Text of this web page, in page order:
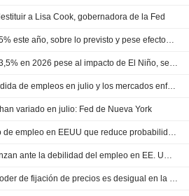
a Lisa Cook, gobernadora de la Fed
Economía peruana crecería un 3,5% este año, sobre lo previsto y pese efectos de El Niño: ministro
La economía de Perú crecerá un 3,5% en 2026 pese al impacto de El Niño, según el Gobierno
EE. UU. sufre una inesperada pérdida de empleos en julio y los mercados enfrían las expectativas de subida de tipos
variado en julio: Fed de Nueva York
Monedas A.Latina suben tras dato de empleo en EEUU que reduce probabilidad de alza de tasas Fed
Las divisas latinoamericanas avanzan ante la debilidad del empleo en EE. UU., que lastra al dólar
Barkin, de la Fed, señala que el poder de fijación de precios es desigual en la economía